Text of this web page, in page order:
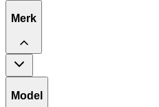
Merk
Model